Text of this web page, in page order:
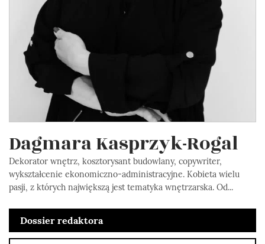
Dagmara Kasprzyk-Rogal
Dekorator wnętrz, kosztorysant budowlany, copywriter,
wykształcenie ekonomiczno-administracyjne. Kobieta wielu
pasji, z których największą jest tematyka wnętrzarska. Od...
Dossier redaktora